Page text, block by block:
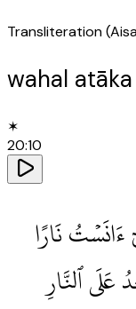
Transliteration
wahal
✶
20:10
ءَانَسْتُ نَارًا
ٱلنَّارِ